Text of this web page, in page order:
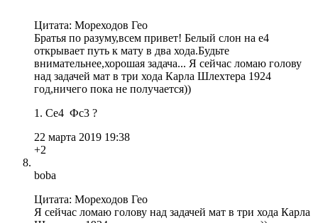
Цитата: Мореходов Гео
Братья по разуму,всем привет! Белый слон на e4
открывает путь к мату в два хода.Будьте
внимательнее,хорошая задача... Я сейчас ломаю голову
над задачей мат в три хода Карла Шлехтера 1924
год,ничего пока не получается))
1. Ce4 Фc3 ?
22 марта 2019 19:38
+2
boba
Цитата: Мореходов Гео
Я сейчас ломаю голову над задачей мат в три хода Карла